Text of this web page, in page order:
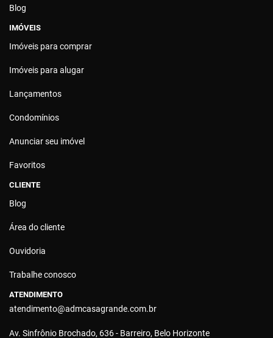
Blog
IMÓVEIS
Imóveis para comprar
Imóveis para alugar
Lançamentos
Condomínios
Anunciar seu imóvel
Favoritos
CLIENTE
Blog
Área do cliente
Ouvidoria
Trabalhe conosco
ATENDIMENTO
atendimento@admcasagrande.com.br
Av. Sinfrônio Brochado, 636 - Barreiro, Belo Horizonte